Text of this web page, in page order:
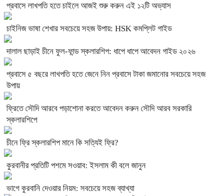
প্রবাসে লাখপতি হতে চাইলে আজই শুরু করুন এই ১২টি অভ্যাস
চাইনিজ ভাষা শেখার সবচেয়ে সহজ উপায়: HSK কমপ্লিট গাইড
দালাল ছাড়াই চীনে ফুল-ফান্ড স্কলারশিপ: ধাপে ধাপে আবেদন গাইড ২০২৬
প্রবাসে ৫ বছরে লাখপতি হতে জেনে নিন প্রবাসে টাকা জমানোর সবচেয়ে সহজ
উপায়
ফ্রিতে সৌদি আরবে পড়াশোনা করতে আবেদন করুন সৌদি আরব সরকারি
স্কলারশিপে
চীনে ফ্রি স্কলারশিপ মানে কি সত্যিই ফ্রি?
কুরবানীর প্রতিটি পশমে সওয়াব: ইসলাম কী বলে জানুন
ভাগে কুরবানি দেওয়ার নিয়ম: সবচেয়ে সহজ ব্যাখ্যা